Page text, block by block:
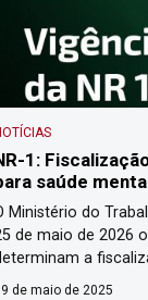
1:
saúde
Ministério do
de maio de 2026
a
risco
de maio de 2025